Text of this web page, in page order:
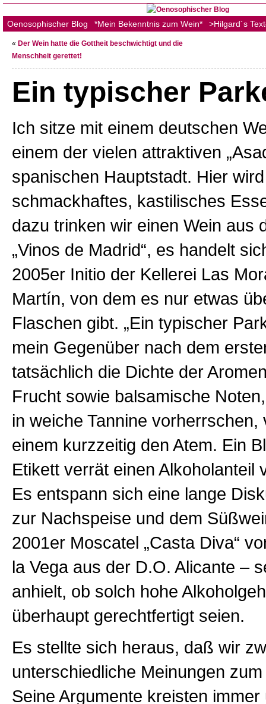
Oenosophischer Blog *Mein Bekenntnis zum Wein* >Hilgard´s
« Der Wein hatte die Gottheit beschwichtigt und die
Menschheit gerettet!
Ein typischer
Ich sitze mit einem deutschen
einem der vielen attraktiven
spanischen Hauptstadt. Hier wird
schmackhaftes, kastilisches
dazu trinken wir einen Wein aus
„Vinos de Madrid“, es handelt
2005er Initio der Kellerei Las
Martín, von dem es nur etwas
Flaschen gibt. „Ein typischer
mein Gegenüber nach dem
tatsächlich die Dichte der
Frucht sowie balsamische
in weiche Tannine vorherrschen,
einem kurzzeitig den Atem. Ein
Etikett verrät einen Alkoholanteil
Es entspann sich eine lange
zur Nachspeise und dem
2001er Moscatel „Casta Diva“
la Vega aus der D.O. Alicante –
anhielt, ob solch hohe
überhaupt gerechtfertigt seien.
Es stellte sich heraus, daß wir
unterschiedliche Meinungen
Seine Argumente kreisten